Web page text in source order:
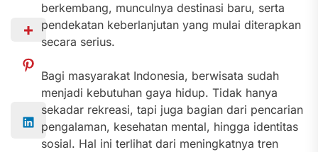
berkembang, munculnya destinasi baru, serta
pendekatan keberlanjutan yang mulai diterapkan
secara serius.
Bagi masyarakat Indonesia, berwisata sudah
menjadi kebutuhan gaya hidup. Tidak hanya
sekadar rekreasi, tapi juga bagian dari pencarian
pengalaman, kesehatan mental, hingga identitas
sosial. Hal ini terlihat dari meningkatnya tren